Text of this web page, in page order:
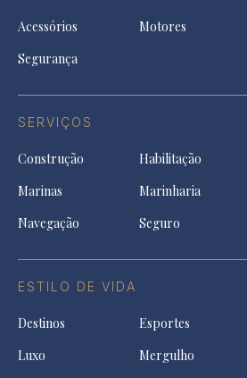
Acessórios Motores
Segurança
SERVIÇOS
Construção Habilitação
Marinas
Marinharia
Navegação
Seguro
ESTILO DE VIDA
Destinos Esportes
Luxo
Mergulho